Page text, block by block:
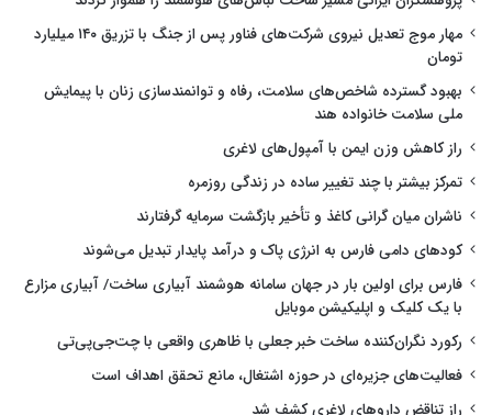
مهار موج تعدیل نیروی شرکت‌های فناور پس از جنگ با تزریق ۱۴۰ میلیارد
تومان
بهبود گسترده شاخص‌های سلامت، رفاه و توانمندسازی زنان با پیمایش
ملی سلامت خانواده هند
راز کاهش وزن ایمن با آمپول‌های لاغری
تمرکز بیشتر با چند تغییر ساده در زندگی روزمره
ناشران میان گرانی کاغذ و تأخیر بازگشت سرمایه گرفتارند
کودهای دامی فارس به انرژی پاک و درآمد پایدار تبدیل می‌شوند
فارس برای اولین بار در جهان سامانه هوشمند آبیاری ساخت/ آبیاری مزارع
با یک کلیک و اپلیکیشن موبایل
رکورد نگران‌کننده ساخت خبر جعلی با ظاهری واقعی با چت‌جی‌پی‌تی
فعالیت‌های جزیره‌ای در حوزه اشتغال، مانع تحقق اهداف است
راز تناقض داروهای لاغری کشف شد